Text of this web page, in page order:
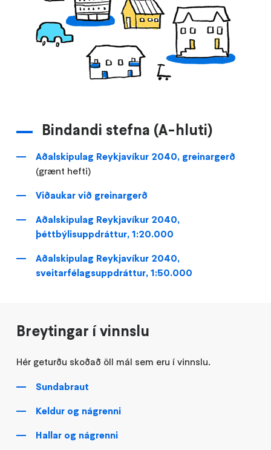
Bindandi stefna (A-hluti)
Aðalskipulag Reykjavíkur 2040, greinargerð
(grænt hefti)
Viðaukar við greinargerð
Aðalskipulag Reykjavíkur 2040,
þéttbýlisuppdráttur, 1:20.000
Aðalskipulag Reykjavíkur 2040,
sveitarfélagsuppdráttur, 1:50.000
Breytingar í vinnslu
Hér geturðu skoðað öll mál sem eru í vinnslu.
Sundabraut
Keldur og nágrenni
Hallar og nágrenni